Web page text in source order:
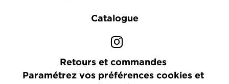
Catalogue
Retours et commandes
Paramétrez vos préférences cookies et